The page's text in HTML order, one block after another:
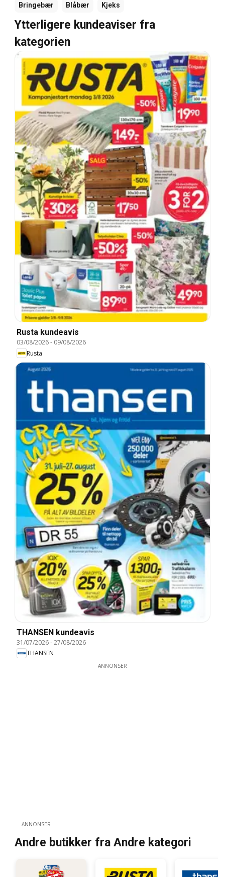
Bringebær Blåbær Kjeks
Ytterligere kundeaviser fra
kategorien
Rusta kundeavis
03/08/2026- 09/08/2026
Rusta
THANSEN kundeavis
31/07/2026-27/08/2026
THANSEN
ANNONSER
ANNONSER
Andre butikker fra Andre kategori